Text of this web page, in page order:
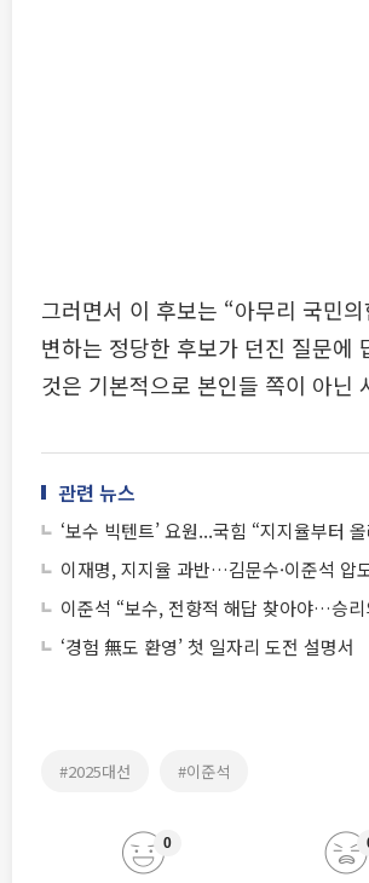
그러면서 이 후보는 “아무리 국민
변하는 정당한 후보가 던진 질문에
것은 기본적으로 본인들 쪽이 아닌
관련 뉴스
‘보수 빅텐트’ 요원...국힘 “지지율부터
이재명, 지지율 과반…김문수·이준석 압
이준석 “보수, 전향적 해답 찾아야…승
‘경험 無도 환영’ 첫 일자리 도전 설명서
#2025대선 #이준석
0